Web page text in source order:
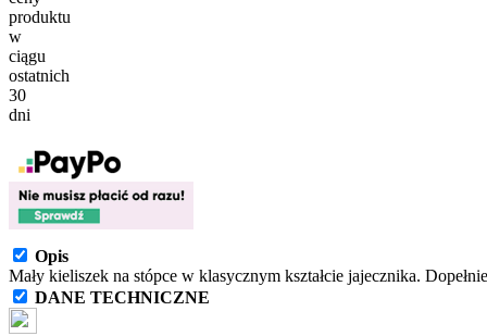
produktu
w
ciągu
ostatnich
30
dni
Opis
Mały kieliszek na stópce w klasycznym kształcie jajecznika.
DANE TECHNICZNE